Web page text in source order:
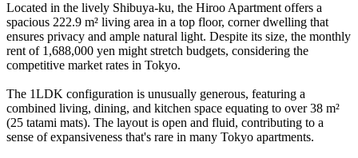
Located in the lively Shibuya-ku, the Hiroo Apartment offers a
spacious 222.9 m² living area in a top floor, corner dwelling that
ensures privacy and ample natural light. Despite its size, the monthly
rent of 1,688,000 yen might stretch budgets, considering the
competitive market rates in Tokyo.
The 1LDK configuration is unusually generous, featuring a
combined living, dining, and kitchen space equating to over 38 m²
(25 tatami mats). The layout is open and fluid, contributing to a
sense of expansiveness that's rare in many Tokyo apartments.